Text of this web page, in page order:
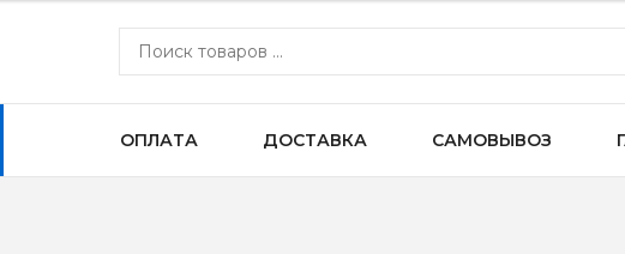
ОПЛАТА ДОСТАВКА САМОВЫВОЗ